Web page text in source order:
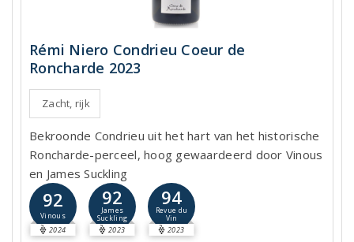
Rémi Niero Condrieu Coeur de
Roncharde 2023
Zacht, rijk
Bekroonde Condrieu uit het hart van het historische
Roncharde-perceel, hoog gewaardeerd door Vinous
en James Suckling
92
Vinous
2024
92
James
Suckling
2023
94
Revue du
Vin
2023